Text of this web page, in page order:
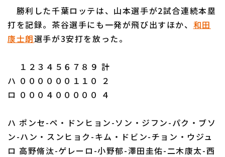
特定商取引法の表示 アルバイト募集 （別ウィンドウで開く
勝利した千葉ロッテは、山本選手が2試合連続本塁
打を記録。茶谷選手にも一発が飛び出すほか、 和田
康士朗選手が3安打を放った。
１２３４５６７８９ 計
ハ ００００００１１０ ２
ロ ０００４０００００ ４
ハ ポンセ-ペ・ドンヒョン-ソン・ジフン-パク・ブソ
ン-ハン・スンヒョク-キム・ドビン-チョン・ウジュ
ロ 高野脩汰-ゲレーロ-小野郁-澤田圭佑-二木康太-西